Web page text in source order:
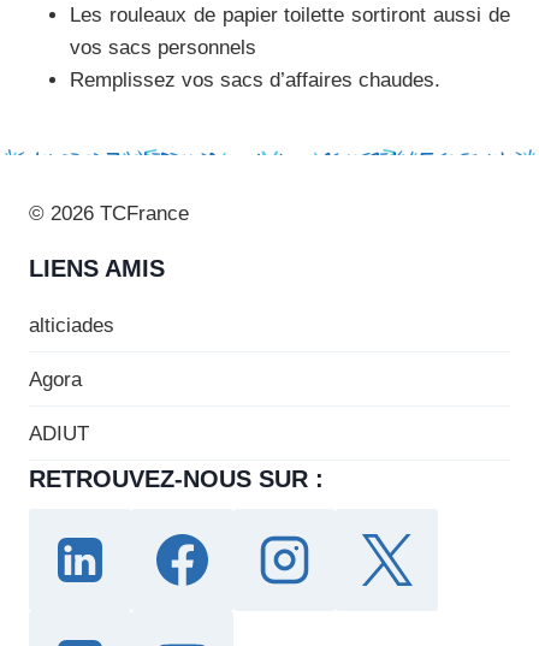
Les rouleaux de papier toilette sortiront aussi de
vos sacs personnels
Remplissez vos sacs d’affaires chaudes.
© 2026 TCFrance
LIENS AMIS
alticiades
Agora
ADIUT
RETROUVEZ-NOUS SUR :